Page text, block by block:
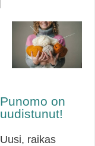
Punomo on
uudistunut!
Uusi, raikas